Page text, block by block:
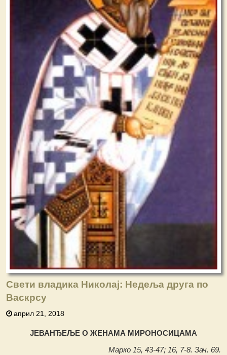
Свети владика Николај: Недеља друга по
Васкрсу
април 21, 2018
ЈЕВАНЂЕЉЕ О ЖЕНАМА МИРОНОСИЦАМА
Марко 15, 43-47; 16, 7-8. Зач. 69.